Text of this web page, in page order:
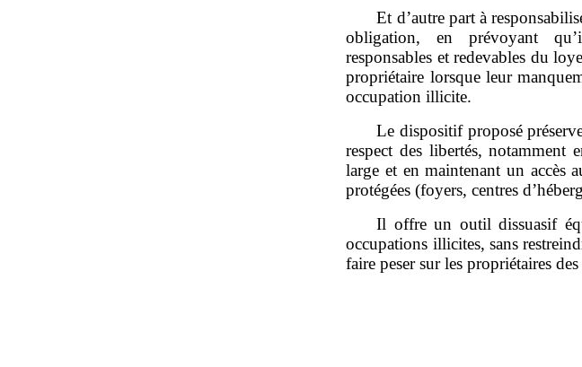
Et d’autre part à
obligation, en prévoyant
responsables et redevables du
propriétaire lorsque leur
occupation illicite.
Le dispositif proposé
respect des libertés, notamment
large et en maintenant un accès
protégées (foyers, centres
Il offre un outil dissuasif
occupations illicites, sans
faire peser sur les propriétaires